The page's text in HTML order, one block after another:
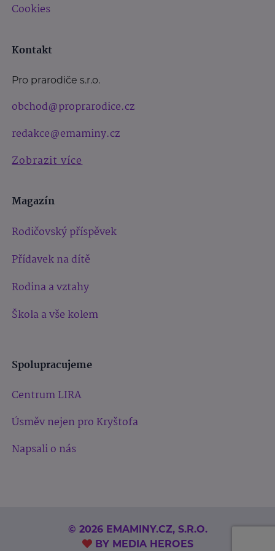
Cookies
Kontakt
Pro prarodiče s.r.o.
obchod@proprarodice.cz
redakce@emaminy.cz
Zobrazit více
Magazín
Rodičovský příspěvek
Přídavek na dítě
Rodina a vztahy
Škola a vše kolem
Spolupracujeme
Centrum LIRA
Úsměv nejen pro Kryštofa
Napsali o nás
© 2026 EMAMINY.CZ, S.R.O.
BY MEDIA HEROES